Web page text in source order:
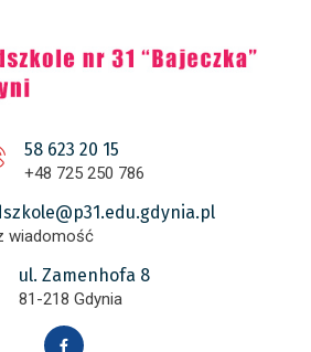
58 623 20 15
+48 725 250 786
wiadomość
ul. Zamenhofa 8
81-218 Gdynia